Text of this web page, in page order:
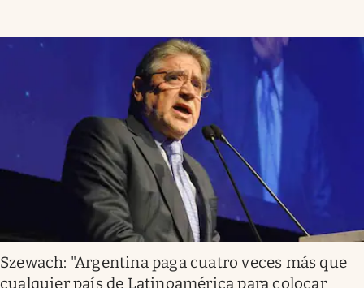
Apertura
Mundial 2026
Eventos Corporativos
Mediakit
Szewach: "Argentina paga cuatro veces más que
cualquier país de Latinoamérica para colocar